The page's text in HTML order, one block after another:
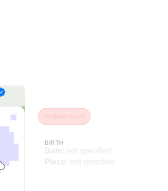
BIRTH
Date: not specified
Place: not specified